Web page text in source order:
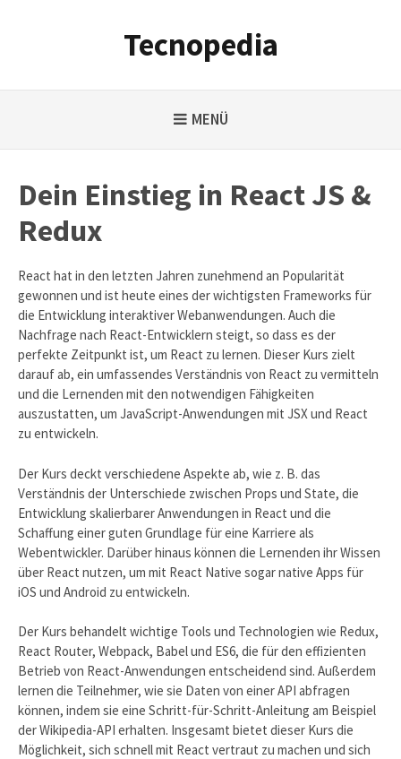
Tecnopedia
MENÜ
Dein Einstieg in React JS &
Redux
React hat in den letzten Jahren zunehmend an Popularität
gewonnen und ist heute eines der wichtigsten Frameworks für
die Entwicklung interaktiver Webanwendungen. Auch die
Nachfrage nach React-Entwicklern steigt, so dass es der
perfekte Zeitpunkt ist, um React zu lernen. Dieser Kurs zielt
darauf ab, ein umfassendes Verständnis von React zu vermitteln
und die Lernenden mit den notwendigen Fähigkeiten
auszustatten, um JavaScript-Anwendungen mit JSX und React
zu entwickeln.
Der Kurs deckt verschiedene Aspekte ab, wie z. B. das
Verständnis der Unterschiede zwischen Props und State, die
Entwicklung skalierbarer Anwendungen in React und die
Schaffung einer guten Grundlage für eine Karriere als
Webentwickler. Darüber hinaus können die Lernenden ihr Wissen
über React nutzen, um mit React Native sogar native Apps für
iOS und Android zu entwickeln.
Der Kurs behandelt wichtige Tools und Technologien wie Redux,
React Router, Webpack, Babel und ES6, die für den effizienten
Betrieb von React-Anwendungen entscheidend sind. Außerdem
lernen die Teilnehmer, wie sie Daten von einer API abfragen
können, indem sie eine Schritt-für-Schritt-Anleitung am Beispiel
der Wikipedia-API erhalten. Insgesamt bietet dieser Kurs die
Möglichkeit, sich schnell mit React vertraut zu machen und sich